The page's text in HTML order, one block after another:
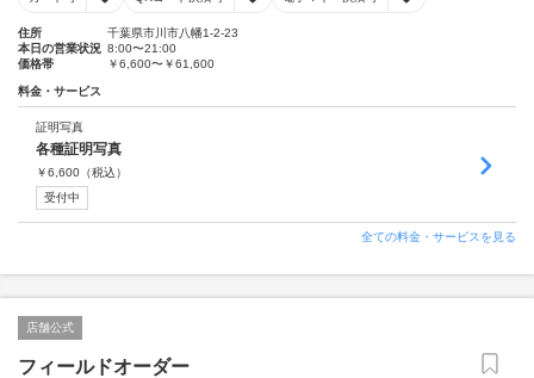
住所
千葉県市川市八幡1-2-23
本日の営業状況 8:00〜21:00
価格帯
￥6,600〜￥61,600
料金・サービス
証明写真
各種証明写真
￥6,600 （税込）
受付中
全ての料金・サービスを見る
店舗公式
フィールドオーダー